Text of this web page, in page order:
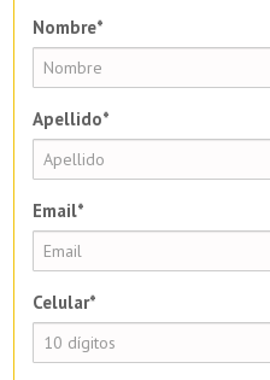
Nombre*
Apellido*
Email*
Celular*